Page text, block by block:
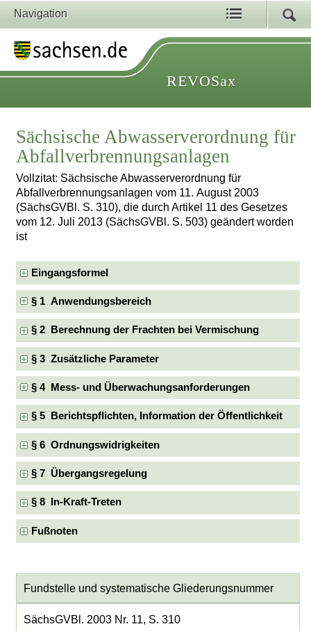
Navigation
REVOSax
Sächsische Abwasserverordnung für
Abfallverbrennungsanlagen
Vollzitat: Sächsische Abwasserverordnung für
Abfallverbrennungsanlagen vom 11. August 2003
(SächsGVBl. S. 310), die durch Artikel 11 des Gesetzes
vom 12. Juli 2013 (SächsGVBl. S. 503) geändert worden
ist
Eingangsformel
§ 1 Anwendungsbereich
§ 2 Berechnung der Frachten bei Vermischung
§ 3 Zusätzliche Parameter
§ 4 Mess- und Überwachungsanforderungen
§ 5 Berichtspflichten, Information der Öffentlichkeit
§ 6 Ordnungswidrigkeiten
§ 7 Übergangsregelung
§ 8 In-Kraft-Treten
Fußnoten
Fundstelle und systematische Gliederungsnummer
SächsGVBl. 2003 Nr. 11, S. 310